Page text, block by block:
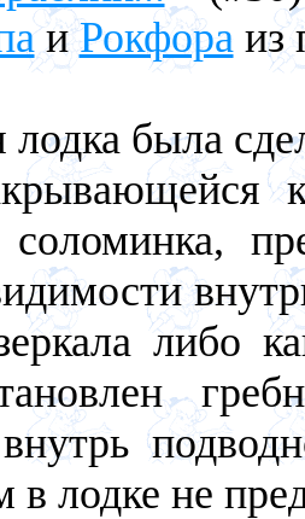
иРокфора из
была
соломинка,
либо
в лодке не